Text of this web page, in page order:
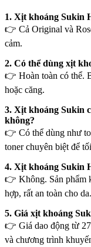
1. Xịt khoáng Sukin
👉 Cả Original và
cảm.
2. Có thể dùng xịt
👉 Hoàn toàn có thể.
hoặc căng.
3. Xịt khoáng Sukin
không?
👉 Có thể dùng như
toner chuyên biệt để
4. Xịt khoáng Sukin
👉 Không. Sản phẩm
hợp, rất an toàn cho da.
5. Giá xịt khoáng
👉 Giá dao động từ
và chương trình